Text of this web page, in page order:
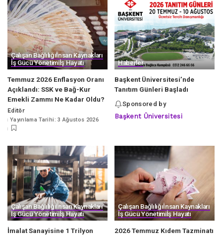
Çalışan Bağlılığıİnsan Kaynakları
İş Gücü Yönetimiİş Hayatı
Temmuz 2026 Enflasyon Oranı
Açıklandı: SSK ve Bağ-Kur
Emekli Zammı Ne Kadar Oldu?
Posted
by
Editör
Yayınlama Tarihi: 3 Ağustos 2026
Haberler
Başkent Üniversitesi’nde
Tanıtım Günleri Başladı
Sponsored by
Başkent Üniversitesi
Çalışan Bağlılığıİnsan Kaynakları
İş Gücü Yönetimiİş Hayatı
İmalat Sanayisine 1 Trilyon
Çalışan Bağlılığıİnsan Kaynakları
İş Gücü Yönetimiİş Hayatı
2026 Temmuz Kıdem Tazminatı